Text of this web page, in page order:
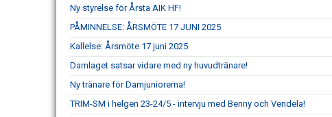
Ny styrelse för Årsta AIK HF!
PÅMINNELSE: ÅRSMÖTE 17 JUNI 2025
Kallelse: Årsmöte 17 juni 2025
Damlaget satsar vidare med ny huvudtränare!
Ny tränare för Damjuniorerna!
TRIM-SM i helgen 23-24/5 - intervju med Benny och Vendela!